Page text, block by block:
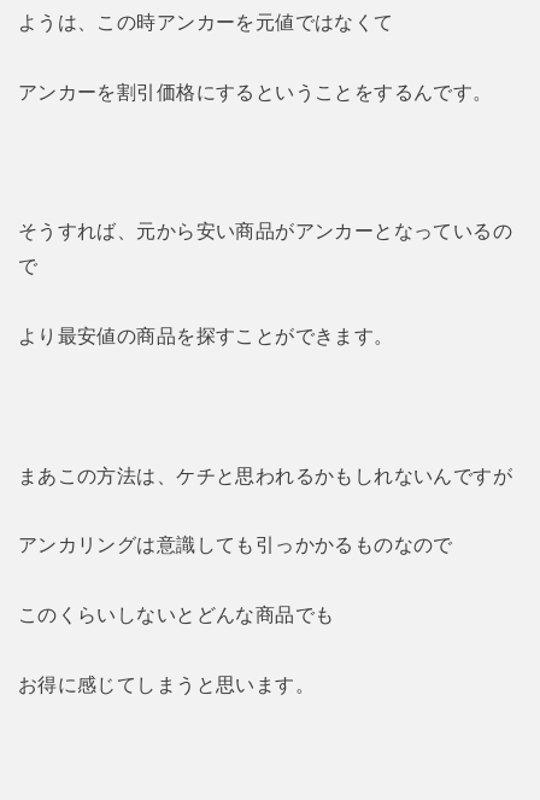
ようは、この時アンカーを元値ではなくて
アンカーを割引価格にするということをするんです。
そうすれば、元から安い商品がアンカーとなっているの
で
より最安値の商品を探すことができます。
まあこの方法は、ケチと思われるかもしれないんですが
アンカリングは意識しても引っかかるものなので
このくらいしないとどんな商品でも
お得に感じてしまうと思います。